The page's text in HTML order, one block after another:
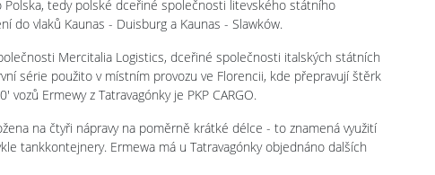
Polska, tedy polské dceřiné společnosti litevského státního
do vlaků Kaunas - Duisburg a Kaunas - Slawków.
Mercitalia Logistics, dceřiné společnosti italských státních
série použito v místním provozu ve Florencii, kde přepravují štěrk
Ermewy z Tatravagónky je PKP CARGO.
na čtyři nápravy na poměrně krátké délce - to znamená využití
tankkontejnery. Ermewa má u Tatravagónky objednáno dalších